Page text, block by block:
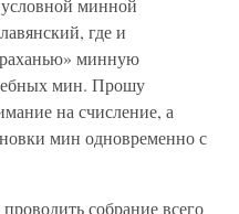
минной
где и
минную
мин. Прошу
на счисление, а
мин одновременно с
собрание всего